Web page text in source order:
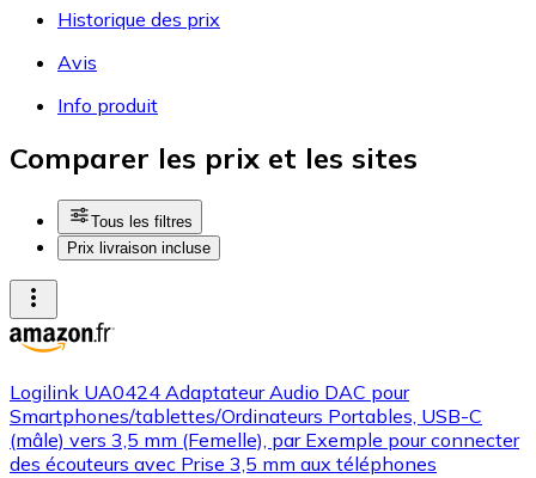
Historique des prix
Avis
Info produit
Comparer les prix et les sites
Tous les filtres
Prix livraison incluse
Logilink UA0424 Adaptateur Audio DAC pour
Smartphones/tablettes/Ordinateurs Portables, USB-C
(mâle) vers 3,5 mm (Femelle), par Exemple pour connecter
des écouteurs avec Prise 3,5 mm aux téléphones